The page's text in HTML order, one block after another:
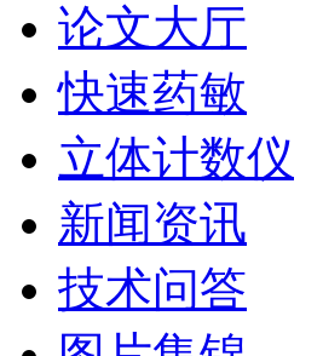
论文大厅
快速药敏
立体计数仪
新闻资讯
技术问答